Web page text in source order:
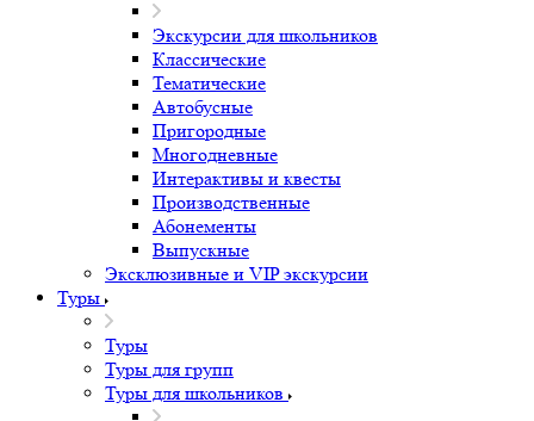
Экскурсии для школьников
Классические
Тематические
Автобусные
Пригородные
Многодневные
Интерактивы и квесты
Производственные
Абонементы
Выпускные
Эксклюзивные и VIP экскурсии
Туры
Туры
Туры для групп
Туры для школьников